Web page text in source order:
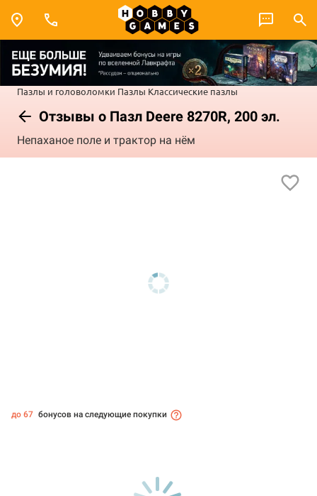
Пазлы и головоломки Пазлы Классические пазлы
Отзывы о Пазл Deere 8270R, 200 эл.
Непаханое поле и трактор на нём
до 67 бонусов на следующие покупки